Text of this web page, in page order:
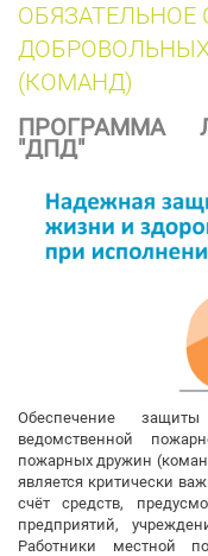
ОБЯЗАТЕЛЬНОЕ
(КОМАНД)
ПРОГРАММА
"ДПД"
Обеспечение
ведомственной
пожарных дружин
является критически
счёт средств,
предприятий,
Работники местной